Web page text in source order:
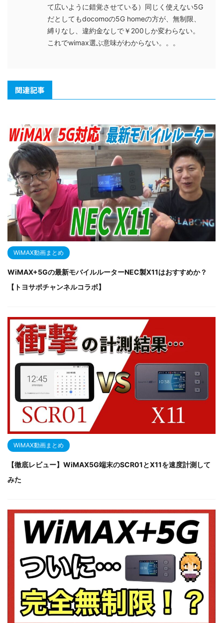
て広いように錯覚させている）同じく使えない5G
だとしてもdocomoの5G homeの方が、無制限、
縛りなし、違約金なしで￥200しか変わらない。
これでwimax選ぶ意味がわからない。。。
関連記事
WiMAX動画まとめ
WiMAX+5Gの最新モバイルルーターNEC製X11はおすすめか？
【トヨサポチャンネルコラボ】
WiMAX動画まとめ
【徹底レビュー】WiMAX5G端末のSCR01とX11を速度計測して
みた